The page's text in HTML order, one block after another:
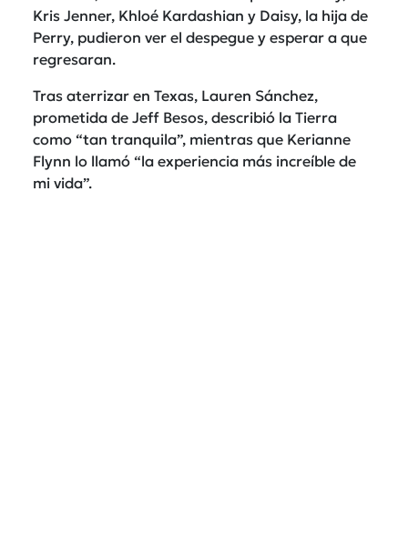
Kris Jenner, Khloé Kardashian y Daisy, la hija de
Perry, pudieron ver el despegue y esperar a que
regresaran.
Tras aterrizar en Texas, Lauren Sánchez,
prometida de Jeff Besos, describió la Tierra
como “tan tranquila”, mientras que Kerianne
Flynn lo llamó “la experiencia más increíble de
mi vida”.